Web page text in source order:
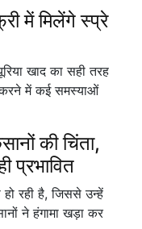
में मिलेंगे स्प्रे
खाद का सही तरह
करने में कई समस्याओं
की चिंता,
प्रभावित
हो रही है, जिससे उन्हें
ने हंगामा खड़ा कर